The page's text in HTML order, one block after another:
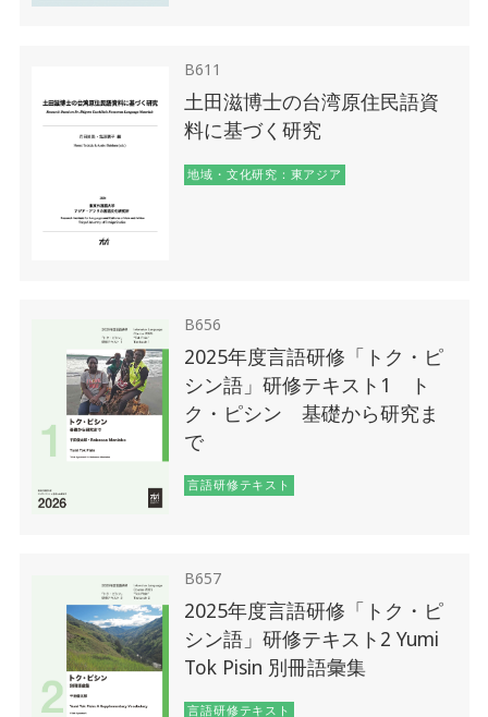
B611
土田滋博士の台湾原住民語資
料に基づく研究
地域・文化研究：東アジア
B656
2025年度言語研修「トク・ピ
シン語」研修テキスト1 ト
ク・ピシン 基礎から研究ま
で
言語研修テキスト
B657
2025年度言語研修「トク・ピ
シン語」研修テキスト2 Yumi
Tok Pisin 別冊語彙集
言語研修テキスト